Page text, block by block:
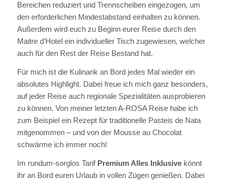
Bereichen reduziert und Trennscheiben eingezogen, um
den erforderlichen Mindestabstand einhalten zu können.
Außerdem wird euch zu Beginn eurer Reise durch den
Maitre d’Hotel ein individueller Tisch zugewiesen, welcher
auch für den Rest der Reise Bestand hat.
Für mich ist die Kulinarik an Bord jedes Mal wieder ein
absolutes Highlight. Dabei freue ich mich ganz besonders,
auf jeder Reise auch regionale Spezialitäten ausprobieren
zu können. Von meiner letzten A-ROSA Reise habe ich
zum Beispiel ein Rezept für traditionelle Pasteis de Nata
mitgenommen – und von der Mousse au Chocolat
schwärme ich immer noch!
Im rundum-sorglos Tarif Premium Alles Inklusivekönnt
ihr an Bord euren Urlaub in vollen Zügen genießen. Dabei